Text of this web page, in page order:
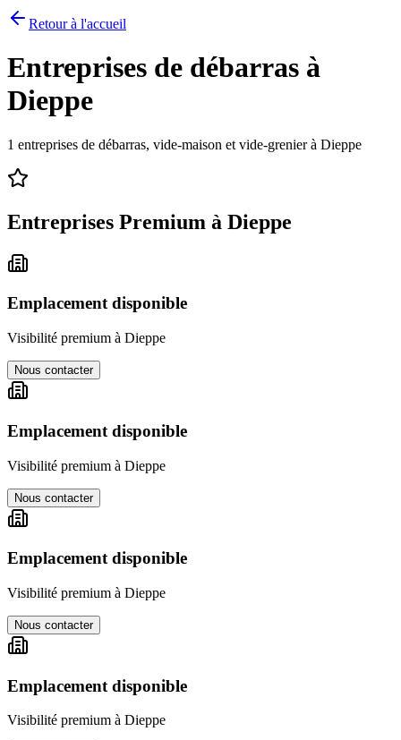
Retour à l'accueil
Entreprises de débarras à
Dieppe
1 entreprises de débarras, vide-maison et vide-grenier à Dieppe
Entreprises Premium à Dieppe
Emplacement disponible
Visibilité premium à Dieppe
Nous contacter
Emplacement disponible
Visibilité premium à Dieppe
Nous contacter
Emplacement disponible
Visibilité premium à Dieppe
Nous contacter
Emplacement disponible
Visibilité premium à Dieppe